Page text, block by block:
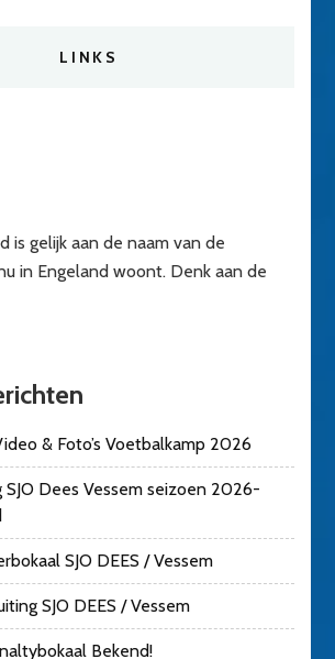
LINKS
is gelijk aan de naam van de
in Engeland woont. Denk aan de
& Foto’s Voetbalkamp 2026
SJO Dees Vessem seizoen 2026-
SJO DEES / Vessem
SJO DEES / Vessem
Bekend!